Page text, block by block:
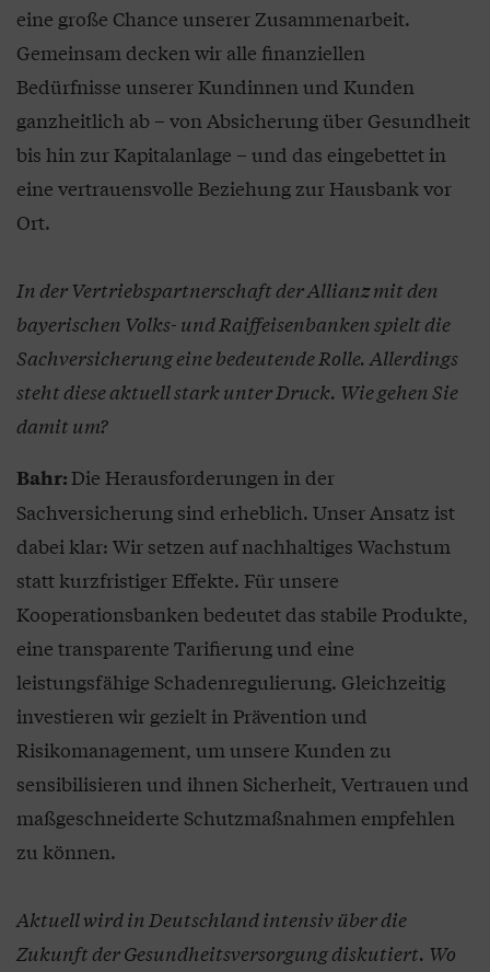
eine große Chance unserer Zusammenarbeit.
Gemeinsam decken wir alle finanziellen
Bedürfnisse unserer Kundinnen und Kunden
ganzheitlich ab – von Absicherung über Gesundheit
bis hin zur Kapitalanlage – und das eingebettet in
eine vertrauensvolle Beziehung zur Hausbank vor
Ort.
In der Vertriebspartnerschaft der Allianz mit den
bayerischen Volks- und Raiffeisenbanken spielt die
Sachversicherung eine bedeutende Rolle. Allerdings
steht diese aktuell stark unter Druck. Wie gehen Sie
damit um?
Bahr:Die Herausforderungen in der
Sachversicherung sind erheblich. Unser Ansatz ist
dabei klar: Wir setzen auf nachhaltiges Wachstum
statt kurzfristiger Effekte. Für unsere
Kooperationsbanken bedeutet das stabile Produkte,
eine transparente Tarifierung und eine
leistungsfähige Schadenregulierung. Gleichzeitig
investieren wir gezielt in Prävention und
Risikomanagement, um unsere Kunden zu
sensibilisieren und ihnen Sicherheit, Vertrauen und
maßgeschneiderte Schutzmaßnahmen empfehlen
zu können.
Aktuell wird in Deutschland intensiv über die
Zukunft der Gesundheitsversorgung diskutiert. Wo